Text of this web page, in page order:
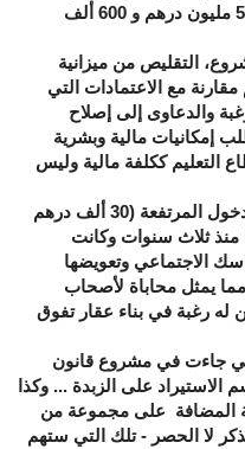
اعتمادات في المشروع تصل إلى 566 مليون درهم و 600 ألف
التقليص من ميزانية
مقارنة مع الاعتمادات التي
والرغبة والدعاوى إلى إصلاح
إمكانيات مالية وبشرية
التعليم ككلفة مالية وليس
إلغاء فرض الضريبة التضامنية على الدخول المرتفعة (30 ألف درهم
منذ ثلاث سنوات وكانت
الاجتماعي وتعويضها
يمثل محاباة لأصحاب
له رغبة في بناء عقار تفوق
جاءت في مشروع قانون
الاستيراد على الزبدة ... وكذا
المضافة على مجموعة من
لا الحصر - تلك التي ستهم